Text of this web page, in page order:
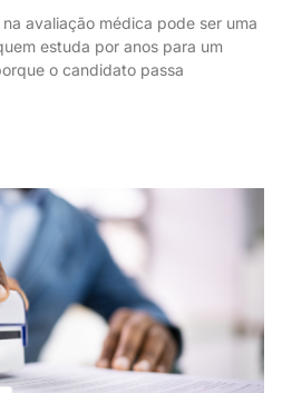
avaliação médica pode ser uma
estuda por anos para um
o candidato passa